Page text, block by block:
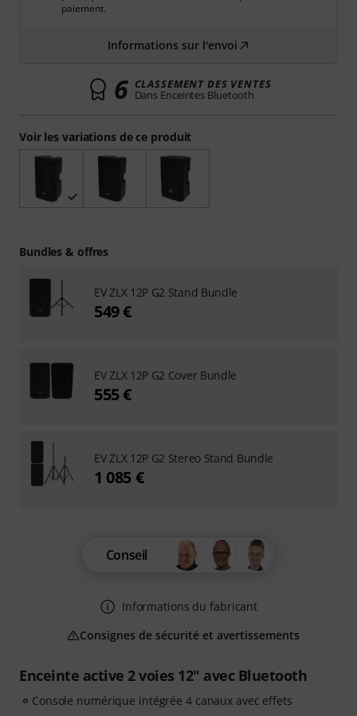
Enceinte active 2 voies 12" avec Bluetooth
Console numérique intégrée 4 canaux avec effets
Voir les variations de ce produit
paiement.
Informations sur l'envoi
6 CLASSEMENT DES VENTES
Dans Enceintes Bluetooth
Conseil
Informations du fabricant
Consignes de sécurité et avertissements
Bundles & offres
EV ZLX 12P G2 Stand Bundle
549 €
EV ZLX 12P G2 Cover Bundle
555 €
EV ZLX 12P G2 Stereo Stand Bundle
1 085 €